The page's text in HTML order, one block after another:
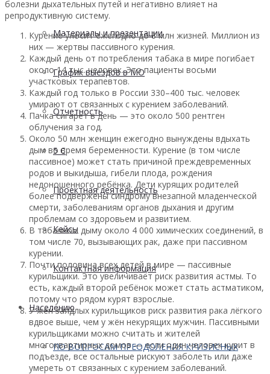
Материалы и презентации
График выездов в МО
Отчетность
5 С
Проектная деятельность
Кейсы
Контактная информация
Населению
ПО ВОПРОСАМ ПРЕОДОЛЕНИЯ КРИЗИСНЫХ
болезни дыхательных путей и негативно влияет на
репродуктивную систему.
Курение уносит ежегодно до 8 млн жизней. Миллион из
них — жертвы пассивного курения.
Каждый день от потребления табака в мире погибает
около 14 тыс. человек. Это пациенты восьми
участковых терапевтов.
Каждый год только в России 330–400 тыс. человек
умирают от связанных с курением заболеваний.
Пачка сигарет в день — это около 500 рентген
облучения за год.
Около 50 млн женщин ежегодно вынуждены вдыхать
дым во время беременности. Курение (в том числе
пассивное) может стать причиной преждевременных
родов и выкидыша, гибели плода, рождения
недоношенного ребёнка. Дети курящих родителей
более подвержены синдрому внезапной младенческой
смерти, заболеваниям органов дыхания и другим
проблемам со здоровьем и развитием.
В табачном дыму около 4 000 химических соединений, в
том числе 70, вызывающих рак, даже при пассивном
курении.
Почти половина всех детей в мире — пассивные
курильщики. Это увеличивает риск развития астмы. То
есть, каждый второй ребёнок может стать астматиком,
потому что рядом курят взрослые.
У жён заядлых курильщиков риск развития рака лёгкого
вдвое выше, чем у жён некурящих мужчин. Пассивными
курильщиками можно считать и жителей
многоквартирных домов — если один человек курит в
подъезде, все остальные рискуют заболеть или даже
умереть от связанных с курением заболеваний.